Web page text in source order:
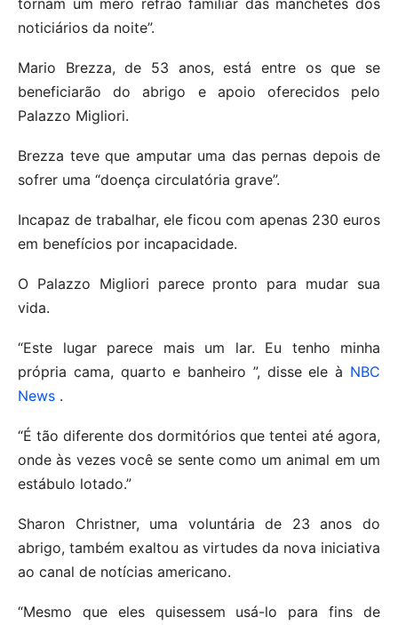
noticiários da noite”.
Mario Brezza, de 53 anos, está entre os que se
beneficiarão do abrigo e apoio oferecidos pelo
Palazzo Migliori.
Brezza teve que amputar uma das pernas depois de
sofrer uma “doença circulatória grave”.
Incapaz de trabalhar, ele ficou com apenas 230 euros
em benefícios por incapacidade.
O Palazzo Migliori parece pronto para mudar sua
vida.
“Este lugar parece mais um lar. Eu tenho minha
própria cama, quarto e banheiro ”, disse ele à NBC
News .
“É tão diferente dos dormitórios que tentei até agora,
onde às vezes você se sente como um animal em um
estábulo lotado.”
Sharon Christner, uma voluntária de 23 anos do
abrigo, também exaltou as virtudes da nova iniciativa
ao canal de notícias americano.
“Mesmo que eles quisessem usá-lo para fins de